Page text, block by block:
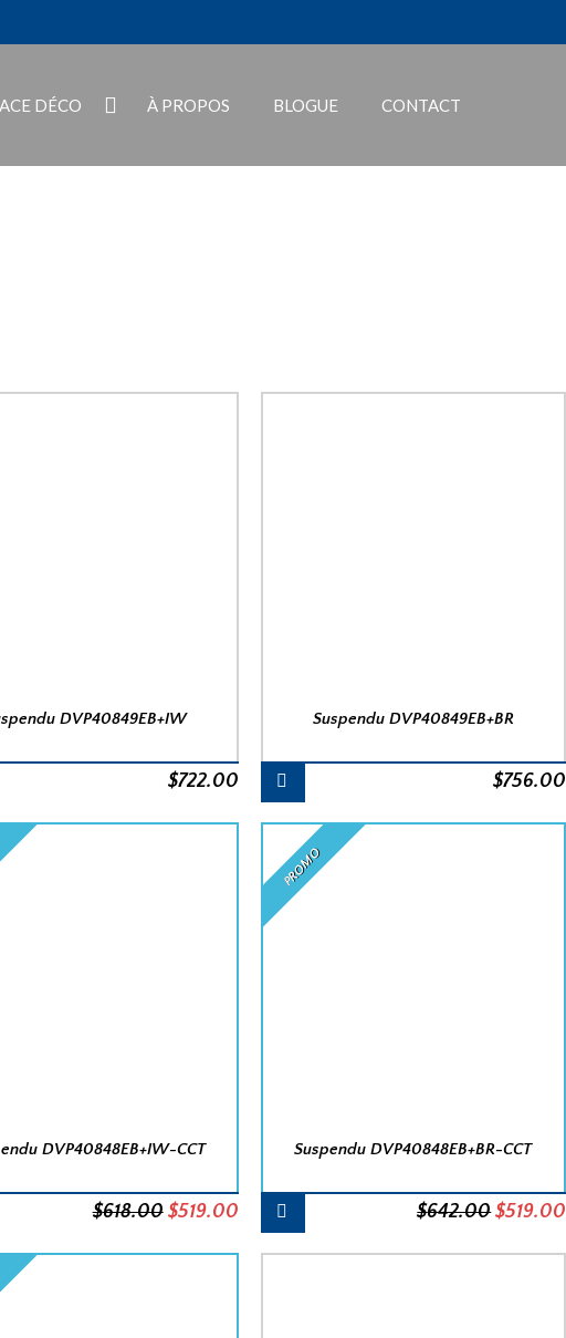
DÉCO À PROPOS BLOGUE CONTACT
DVP40849EB+IW
$722.00
Suspendu DVP40849EB+BR
$756.00
DVP40848EB+IW-CCT
$618.00 Le
$519.00Le
prix
PROMO
Suspendu DVP40848EB+BR-CCT
$642.00Le
$519.00